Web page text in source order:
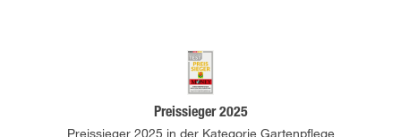
Preissieger 2025
Preissieger 2025 in der Kategorie Gartenpflege